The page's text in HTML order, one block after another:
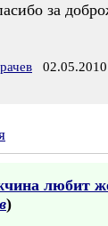
за
любит
)